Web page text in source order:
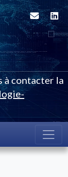
à contacter la